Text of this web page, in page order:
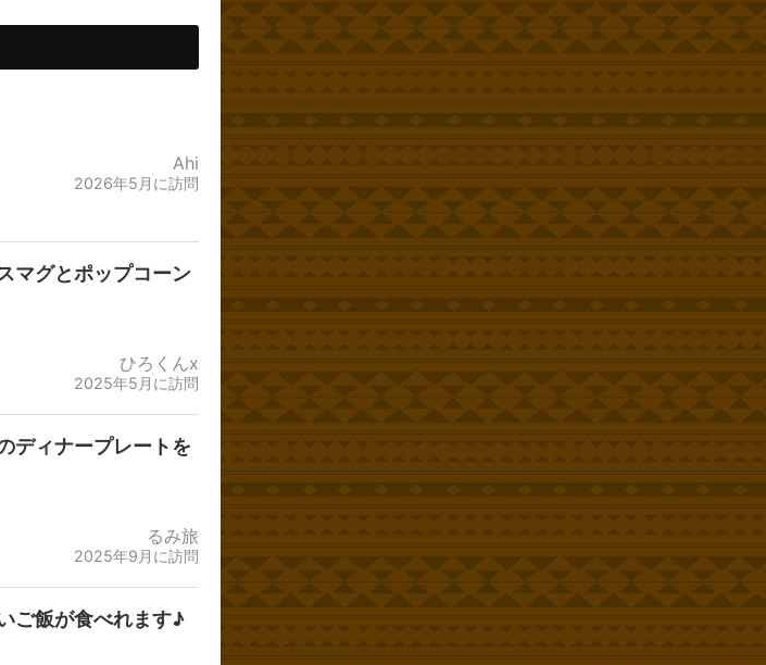
Ahi
2026年5月に訪問
マグとポップコーン
ひろくんx
2025年5月に訪問
ディナープレートを
るみ旅
2025年9月に訪問
ご飯が食べれます♪